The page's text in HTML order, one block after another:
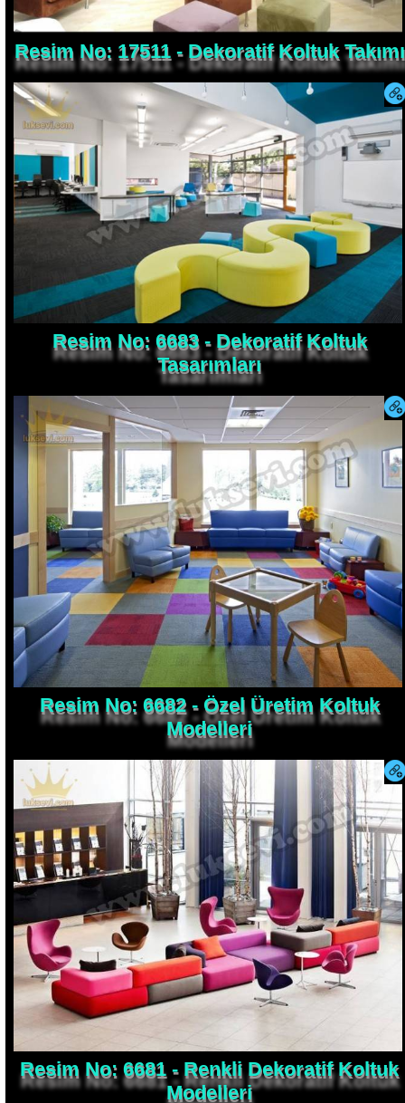
Resim No: 17511 - Dekoratif Koltuk Takımı
Resim No: 6683 - Dekoratif Koltuk
Tasarımları
Resim No: 6682 - Özel Üretim Koltuk
Modelleri
Resim No: 6681 - Renkli Dekoratif Koltuk
Modelleri